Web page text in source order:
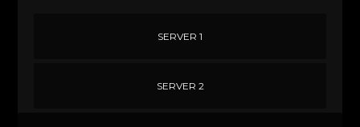
SERVER 1
SERVER 2